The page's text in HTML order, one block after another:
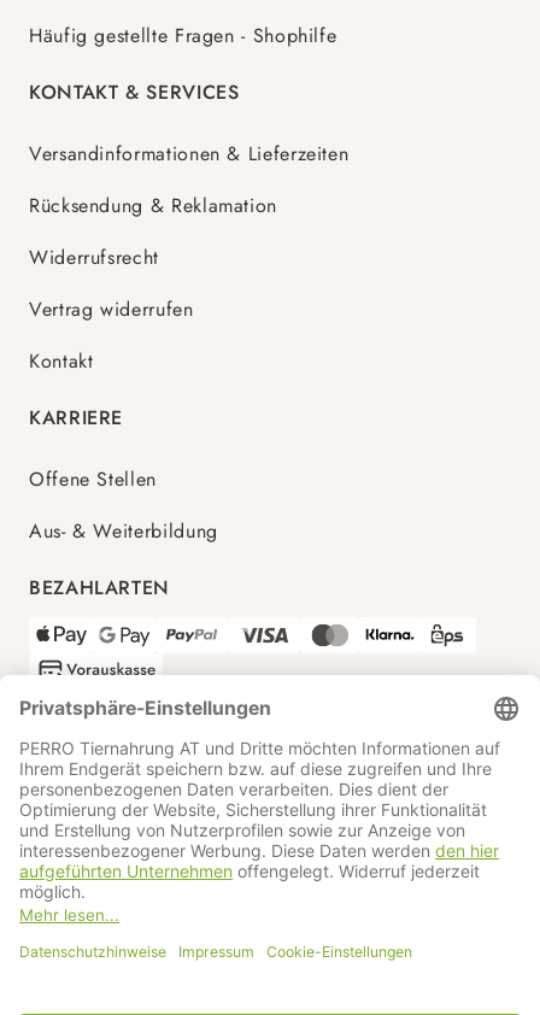
Häufig gestellte Fragen - Shophilfe
KONTAKT & SERVICES
Versandinformationen & Lieferzeiten
Rücksendung & Reklamation
Widerrufsrecht
Vertrag widerrufen
Kontakt
KARRIERE
Offene Stellen
Aus- & Weiterbildung
BEZAHLARTEN
VERSANDPARTNER